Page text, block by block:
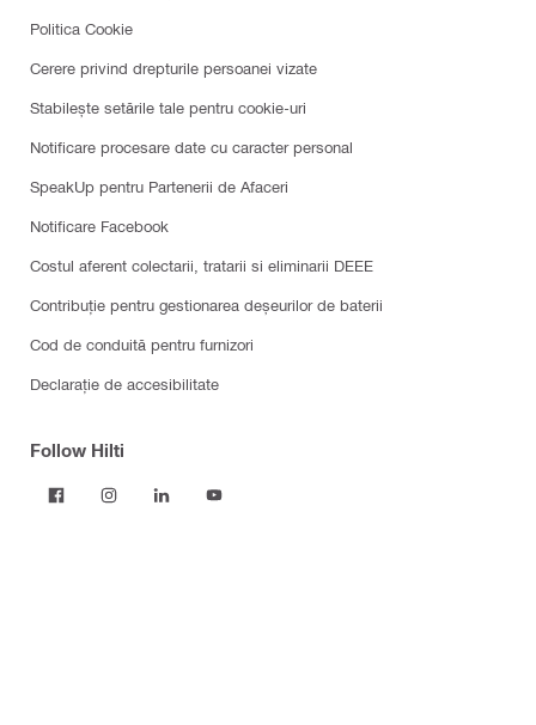
Politica Cookie
Cerere privind drepturile persoanei vizate
Stabilește setările tale pentru cookie-uri
Notificare procesare date cu caracter personal
SpeakUp pentru Partenerii de Afaceri
Notificare Facebook
Costul aferent colectarii, tratarii si eliminarii DEEE
Contribuție pentru gestionarea deșeurilor de baterii
Cod de conduită pentru furnizori
Declarație de accesibilitate
Follow Hilti